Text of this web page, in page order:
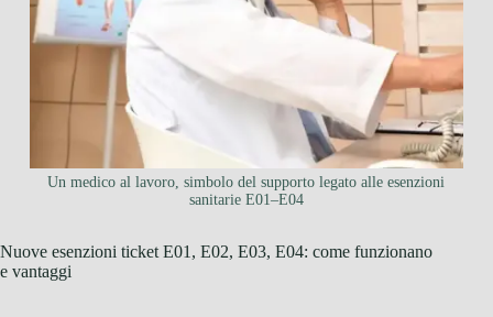
Un medico al lavoro, simbolo del supporto legato alle esenzioni
sanitarie E01–E04
Nuove esenzioni ticket E01, E02, E03, E04: come funzionano
e vantaggi